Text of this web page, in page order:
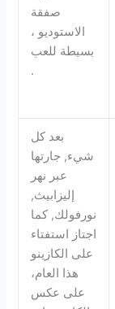
صفقة
الاستوديو ،
بسيطة للعب
.
بعد كل
شيء, جارتها
عبر نهر
إليزابيث,
نورفولك, كما
اجتاز استفتاء
على الكازينو
هذا العام،
على عكس